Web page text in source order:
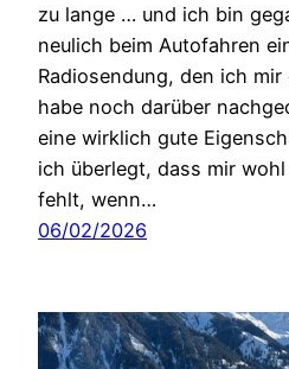
zu lange … und ich bin
neulich beim Autofahren
Radiosendung, den ich
habe noch darüber
eine wirklich gute
ich überlegt, dass mir
fehlt, wenn…
06/02/2026